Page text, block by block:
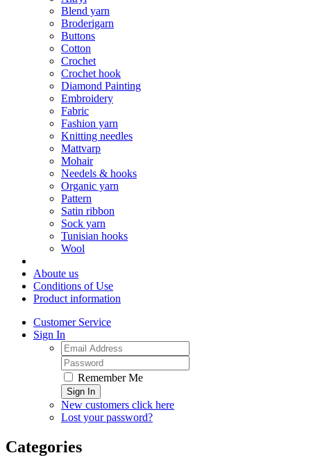
Blend yarn
Broderigarn
Buttons
Cotton
Crochet
Crochet hook
Diamond Painting
Embroidery
Fabric
Fashion yarn
Knitting needles
Mattvarp
Mohair
Needels & hooks
Organic yarn
Pattern
Satin ribbon
Sock yarn
Tunisian hooks
Wool
Aboute us
Conditions of Use
Product information
Customer Service
Sign In
Remember Me
Sign In
New customers click here
Lost your password?
Categories